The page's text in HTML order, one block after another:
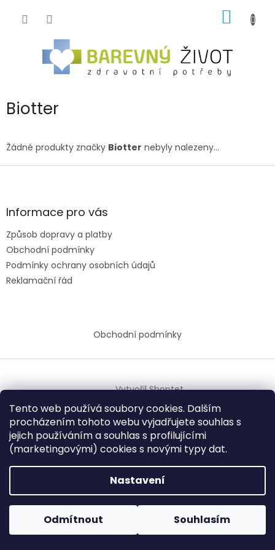
Tento web používá soubory cookies. Dalším
procházením tohoto webu vyjadřujete souhlas s
jejich používáním asouhlas s profilujícími
(marketingovými) cookies s novými typy dat.
Nastavení
Odmítnout Souhlasím
KOŠÍK
Biotter
Žádné produkty značky Biotter nebyly nalezeny...
Z
aInformace pro vás
Způsob dopravy a platby
Obchodní podmínky
Podmínky ochrany osobních údajů
Reklamační řád
Obchodní podmínky
Vytvořil Shoptet
Copyright 2026BAREVNÝ ŽIVOT. Všechna práva
vyhrazena.